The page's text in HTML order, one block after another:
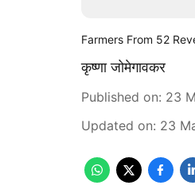
Farmers From 52
कृष्णा जोमेगावकर
Published on: 23
Updated on: 23